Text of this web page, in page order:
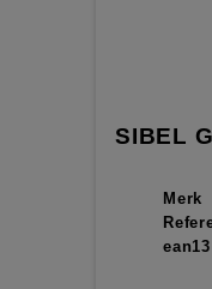
SIBEL
Merk
ean13